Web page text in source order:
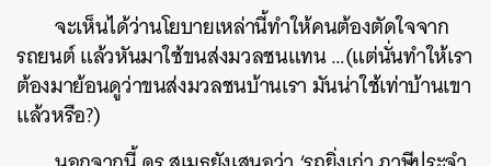
จะเห็นได้ว่านโยบายเหล่านี้ทำให้คนต้องตัดใจจาก
รถยนต์ แล้วหันมาใช้ขนส่งมวลชนแทน …(แต่นั่นทำให้เรา
ต้องมาย้อนดูว่าขนส่งมวลชนบ้านเรา มันน่าใช้เท่าบ้านเขา
แล้วหรือ?)